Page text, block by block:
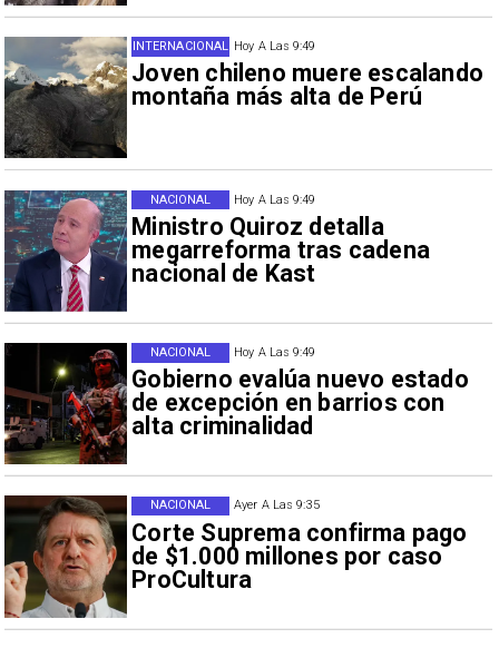
Hoy A Las 9:49
Joven chileno muere escalando
montaña más alta de Perú
INTERNACIONAL
Hoy A Las 9:49
Ministro Quiroz detalla
megarreforma tras cadena
nacional de Kast
NACIONAL
Hoy A Las 9:49
Gobierno evalúa nuevo estado
de excepción en barrios con
alta criminalidad
NACIONAL
Ayer A Las 9:35
Corte Suprema confirma pago
de $1.000 millones por caso
ProCultura
NACIONAL